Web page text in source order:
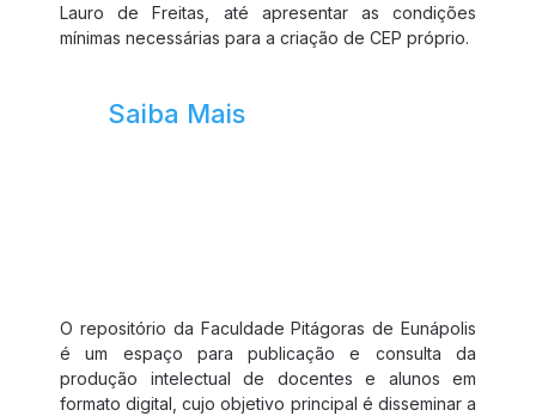
Lauro de Freitas, até apresentar as condições
mínimas necessárias para a criação de CEP próprio.
Saiba Mais
O repositório da Faculdade Pitágoras de Eunápolis
é um espaço para publicação e consulta da
produção intelectual de docentes e alunos em
formato digital, cujo objetivo principal é disseminar a